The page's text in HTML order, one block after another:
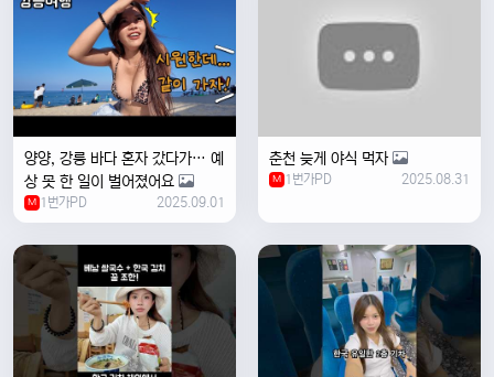
양양, 강릉 바다 혼자 갔다가… 예
상 못 한 일이 벌어졌어요
M 1번가PD 2025.09.01
춘천 늦게 야식 먹자
M 1번가PD 2025.08.31